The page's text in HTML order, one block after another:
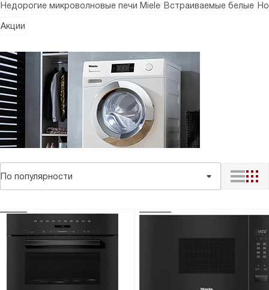
Недорогие микроволновые печи Miele Встраиваемые белые
Акции
По популярности